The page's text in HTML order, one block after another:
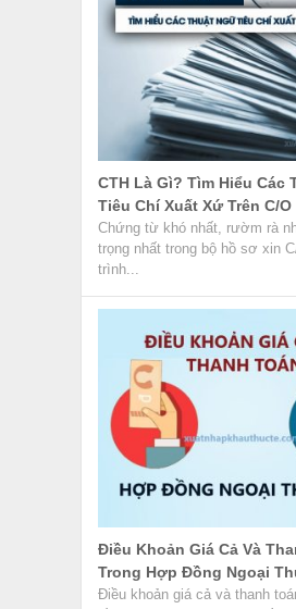
CTH Là Gì? Tìm Hiểu Các
Tiêu Chí Xuất Xứ Trên C/O
Chứng từ khó nhất, rườm rà
trọng nhất trong bộ hồ sơ xin
trình...
Điều Khoản Giá Cả Và
Trong Hợp Đồng Ngoại
Điều khoản giá cả và thanh